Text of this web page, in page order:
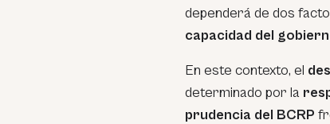
dependerá de dos
capacidad del
En este contexto, el
determinado por la
prudencia del BCRP